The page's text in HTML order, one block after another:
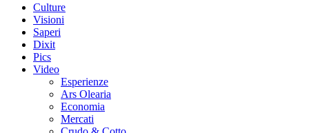
Culture
Visioni
Saperi
Dixit
Pics
Video
Esperienze
Ars Olearia
Economia
Mercati